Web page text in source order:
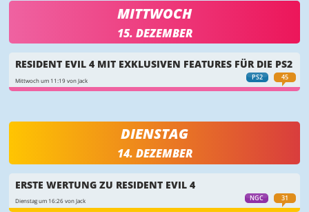
MITTWOCH
15. DEZEMBER
PS2 45
RESIDENT EVIL 4 MIT EXKLUSIVEN FEATURES FÜR DIE PS2
Mittwoch um 11:19 von Jack
DIENSTAG
14. DEZEMBER
NGC 31
ERSTE WERTUNG ZU RESIDENT EVIL 4
Dienstag um 16:26 von Jack